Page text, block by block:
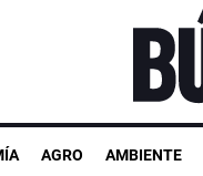
AGRO AMBIENTE